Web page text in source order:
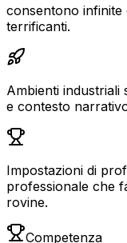
consentono infinite
terrificanti.
Ambienti industriali
e contesto
Impostazioni di
professionale che
rovine.
Competenza